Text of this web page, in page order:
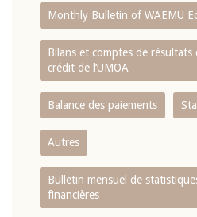
Monthly Bulletin of WAEMU
Bilans et comptes de résultats
crédit de l‘UMOA
Balance des paiements
Autres
Bulletin mensuel de
financières